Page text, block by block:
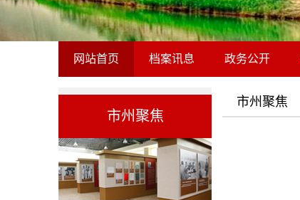
网站首页 档案讯息 政务公开
市州聚焦
市州聚焦